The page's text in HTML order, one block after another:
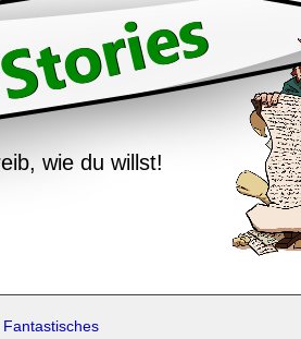
wie du willst!
Fantastisches